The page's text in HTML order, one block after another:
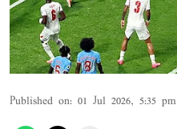
Published on: 01 Jul 2026, 5:35 pm